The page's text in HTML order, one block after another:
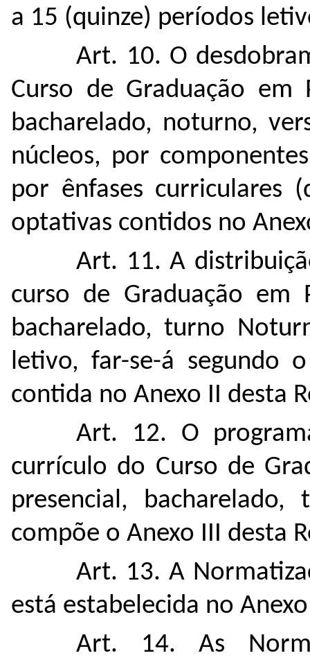
a 15 (quinze) períodos
Art. 10. O
Curso de Graduação em
bacharelado, noturno,
núcleos, por
por ênfases curriculares
optativas contidos no
Art. 11. A
curso de Graduação em
bacharelado,turno
letivo, far-se-á segundo
contida no Anexo II desta
Art. 12. O
currículo do Curso de
presencial, bacharelado,
compõe o Anexo III desta
Art. 13. A
está estabelecida no
Art. 14. As